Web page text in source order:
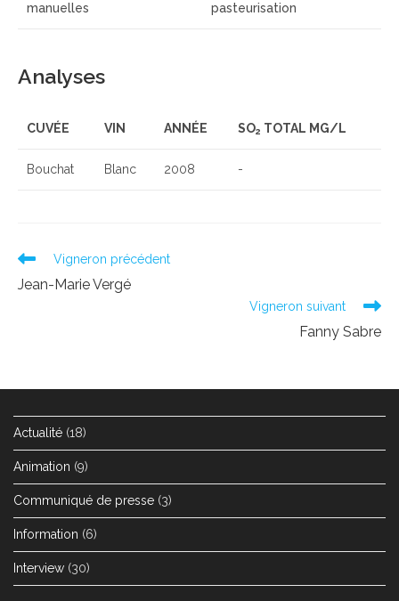
manuelles
pasteurisation
Analyses
CUVÉE VIN ANNÉE SO2 TOTAL MG/L
Bouchat Blanc 2008 -
Read
articles
Vigneron précédent
Jean-Marie Vergé
Vigneron suivant
Fanny Sabre
Actualité (18)
Animation (9)
Communiqué de presse (3)
Information (6)
Interview (30)